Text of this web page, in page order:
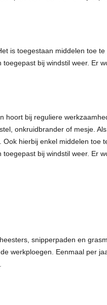
is toegestaan middelen toe te
bij windstil weer. Er
hoort bij reguliere
onkruidbrander of mesje.
hierbij enkel middelen toe
bij windstil weer. Er
snipperpaden en
werkploegen. Eenmaal per